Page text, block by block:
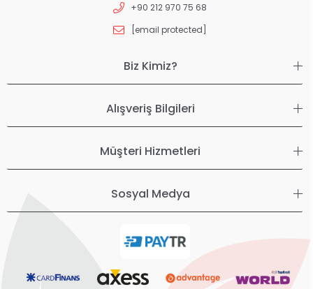
+90 212 970 75 68
[email protected]
Biz Kimiz?
Alışveriş Bilgileri
Müşteri Hizmetleri
Sosyal Medya